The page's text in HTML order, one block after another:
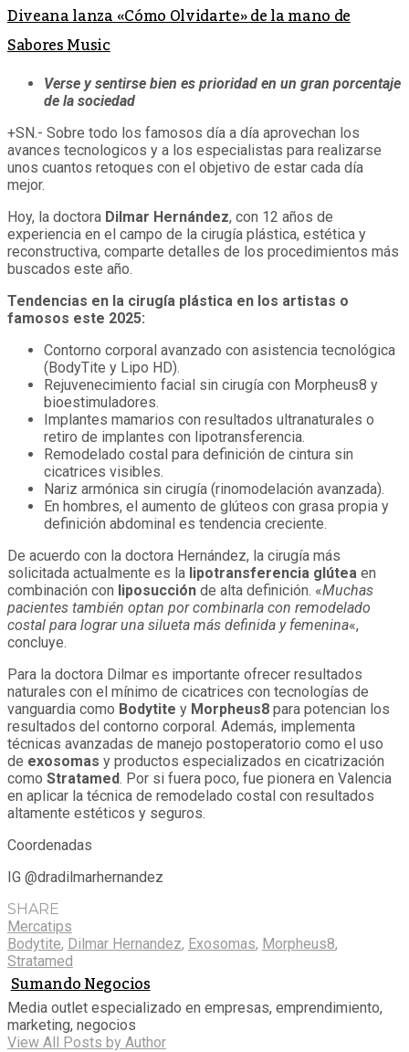
Diveana lanza «Cómo Olvidarte» de la mano de
Sabores Music
Verse y sentirse bien es prioridad en un gran porcentaje
de la sociedad
+SN.- Sobre todo los famosos día a día aprovechan los
avances tecnologicos y a los especialistas para realizarse
unos cuantos retoques con el objetivo de estar cada día
mejor.
Hoy, la doctora Dilmar Hernández, con 12 años de
experiencia en el campo de la cirugía plástica, estética y
reconstructiva, comparte detalles de los procedimientos más
buscados este año.
Tendencias en la cirugía plástica en los artistas o
famosos este 2025:
Contorno corporal avanzado con asistencia tecnológica
(BodyTite y Lipo HD).
Rejuvenecimiento facial sin cirugía con Morpheus8 y
bioestimuladores.
Implantes mamarios con resultados ultranaturales o
retiro de implantes con lipotransferencia.
Remodelado costal para definición de cintura sin
cicatrices visibles.
Nariz armónica sin cirugía (rinomodelación avanzada).
En hombres, el aumento de glúteos con grasa propia y
definición abdominal es tendencia creciente.
De acuerdo con la doctora Hernández, la cirugía más
solicitada actualmente es la lipotransferencia glútea en
combinación con liposucción de alta definición. «Muchas
pacientes también optan por combinarla con remodelado
costal para lograr una silueta más definida y femenina«,
concluye.
Para la doctora Dilmar es importante ofrecer resultados
naturales con el mínimo de cicatrices con tecnologías de
vanguardia como Bodytite y Morpheus8 para potencian los
resultados del contorno corporal. Además, implementa
técnicas avanzadas de manejo postoperatorio como el uso
de exosomas y productos especializados en cicatrización
como Stratamed. Por si fuera poco, fue pionera en Valencia
en aplicar la técnica de remodelado costal con resultados
altamente estéticos y seguros.
Coordenadas
IG @dradilmarhernandez
SHARE
Mercatips
Bodytite, Dilmar Hernandez, Exosomas, Morpheus8,
Stratamed
Sumando Negocios
Media outlet especializado en empresas, emprendimiento,
marketing, negocios
View All Posts by Author